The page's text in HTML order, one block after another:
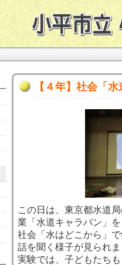
【４年】社会「
この日は、東京都水道
業「水道キャラバン」
社会「水はどこから」
話を聞く様子が見られ
実験では、子どもたち